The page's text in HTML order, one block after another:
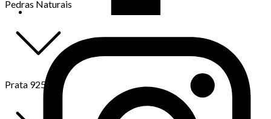
Pedras Naturais
Prata 925